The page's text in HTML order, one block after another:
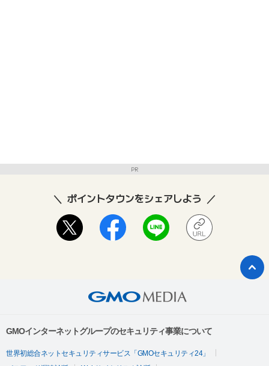
PR
ポイントタウンをシェアしよう
GMOインターネットグループのセキュリティ事業について
世界初総合ネットセキュリティサービス「GMOセキュリティ24」